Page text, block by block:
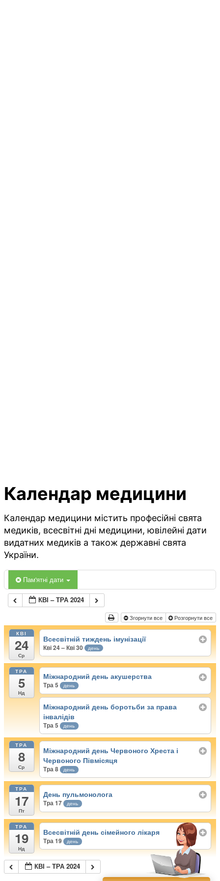
Календар медицини
Календар медицини містить професійні свята
медиків, всесвітні дні медицини, ювілейні дати
видатних медиків а також державні свята
України.
Пам'ятні дати
КВІ – ТРА 2024
Згорнути все Розгорнути все
КВІ
24
Ср
Всесвітній тиждень імунізації
Кві 24 – Кві 30 день
ТРА
5
Нд
Міжнародний день акушерства
Тра 5 день
Міжнародний день боротьби за права
інвалідів
Тра 5 день
ТРА
8
Ср
Міжнародний день Червоного Хреста і
Червоного Півмісяця
Тра 8 день
ТРА
17
Пт
День пульмонолога
Тра 17 день
ТРА
19
Нд
Всесвітній день сімейного лікаря
Тра 19 день
КВІ – ТРА 2024